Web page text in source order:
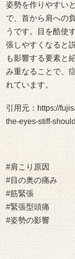
姿勢を作りやすい
で、首から肩への
うです。目を酷使
張しやすくなると
も影響する要素と
み重なることで、
れています。
引用元： https://
the-eyes-stiff-
#肩こり原因
#目の奥の痛み
#筋緊張
#緊張型頭痛
#姿勢の影響